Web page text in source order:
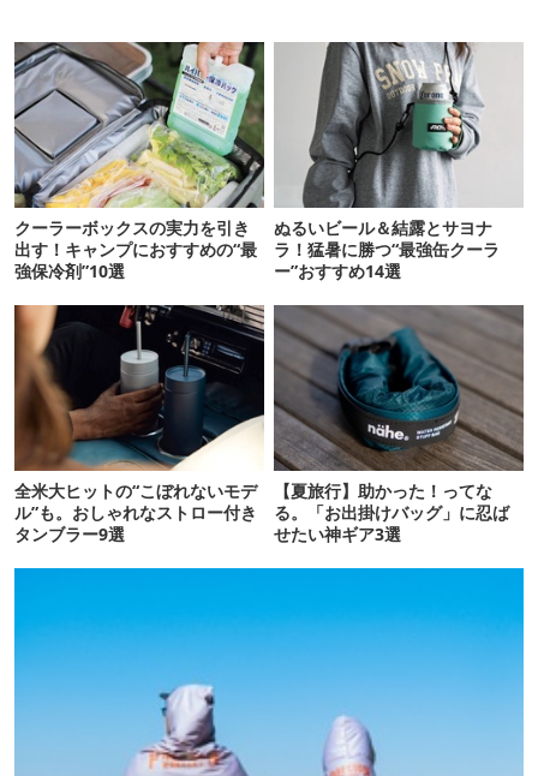
クーラーボックスの実力を引き
出す！キャンプにおすすめの“最
強保冷剤”10選
ぬるいビール＆結露とサヨナ
ラ！猛暑に勝つ“最強缶クーラ
ー”おすすめ14選
全米大ヒットの“こぼれないモデ
ル”も。おしゃれなストロー付き
タンブラー9選
【夏旅行】助かった！ってな
る。「お出掛けバッグ」に忍ば
せたい神ギア3選